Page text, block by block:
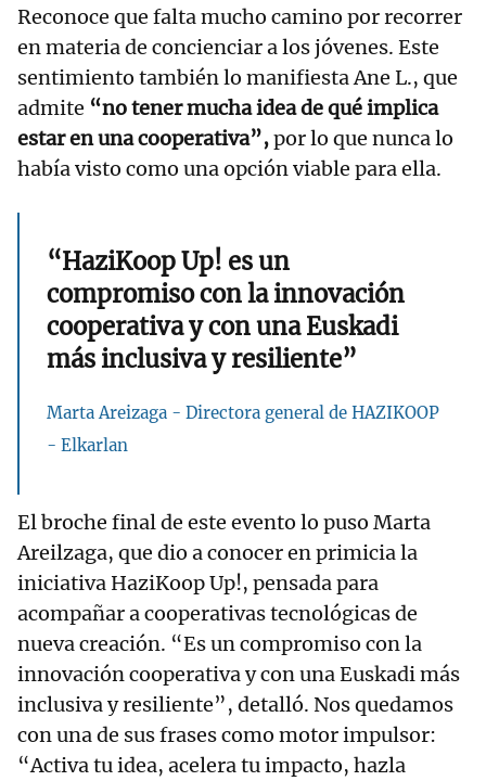
Reconoce que falta mucho camino por recorrer
en materia de concienciar a los jóvenes. Este
sentimiento también lo manifiesta Ane L., que
admite “no tener mucha idea de qué implica
estar en una cooperativa”,por lo que nunca lo
había visto como una opción viable para ella.
“HaziKoop Up! es un
compromiso con la innovación
cooperativa y con una Euskadi
más inclusiva y resiliente”
Marta Areizaga - Directora general de HAZIKOOP
- Elkarlan
El broche final de este evento lo puso Marta
Areilzaga, que dio a conocer en primicia la
iniciativa HaziKoop Up!, pensada para
acompañar a cooperativas tecnológicas de
nueva creación. “Es un compromiso con la
innovación cooperativa y con una Euskadi más
inclusiva y resiliente”, detalló. Nos quedamos
con una de sus frases como motor impulsor:
“Activa tu idea, acelera tu impacto, hazla